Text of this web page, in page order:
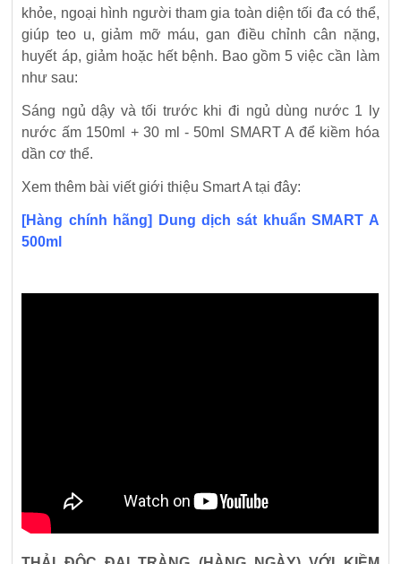
khỏe, ngoại hình người tham gia toàn diện tối đa có thể,
giúp teo u, giảm mỡ máu, gan điều chỉnh cân nặng,
huyết áp, giảm hoặc hết bệnh. Bao gồm 5 việc cần làm
như sau:
Sáng ngủ dậy và tối trước khi đi ngủ dùng nước 1 ly
nước ấm 150ml + 30 ml - 50ml SMART A để kiềm hóa
dần cơ thể.
Xem thêm bài viết giới thiệu Smart A tại đây:
[Hàng chính hãng] Dung dịch sát khuẩn SMART A
500ml